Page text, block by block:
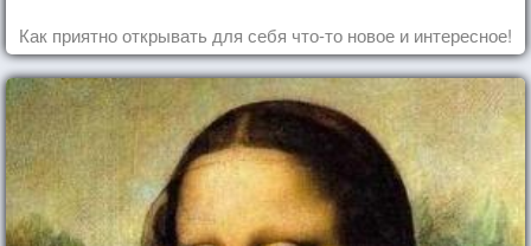
Как приятно открывать для себя что-то новое и интересное!